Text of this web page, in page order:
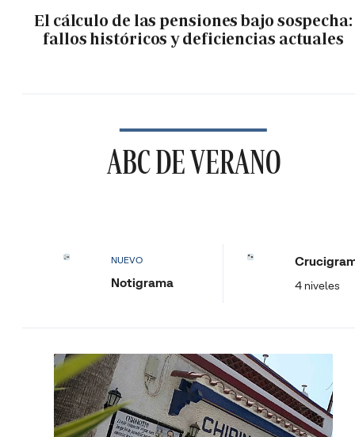
El cálculo de las pensiones bajo sospecha:
fallos históricos y deficiencias actuales
ABC DE VERANO
NUEVO
Notigrama 4 niveles